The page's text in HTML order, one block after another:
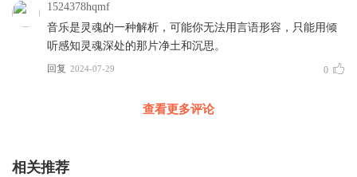
1524378hqmf
音乐是灵魂的一种解析，可能你无法用言语形容，只能用倾
听感知灵魂深处的那片净土和沉思。
回复 2024-07-29 0
查看更多评论
相关推荐